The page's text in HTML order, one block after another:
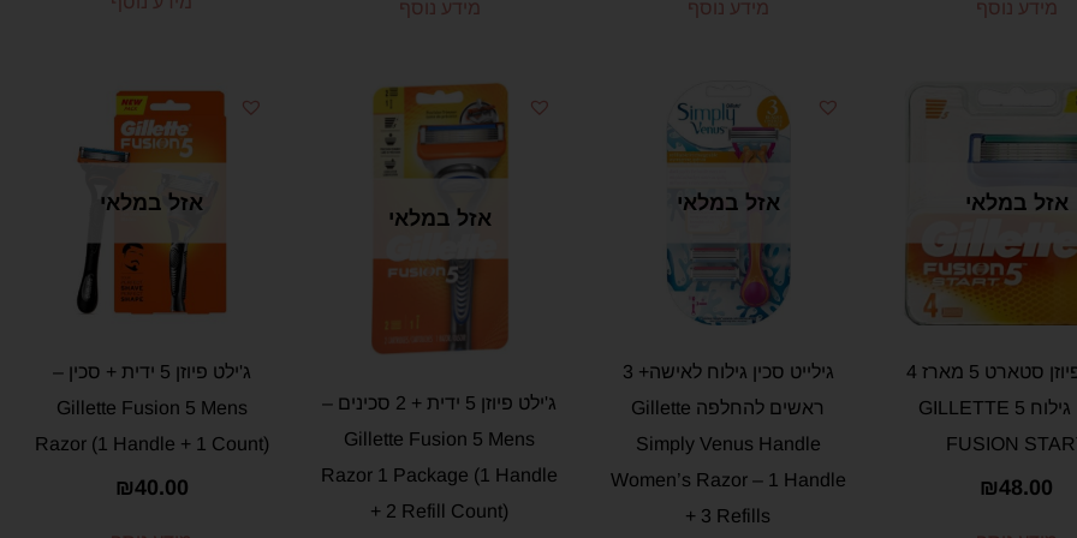
מידע נוסף מידע נוסף מידע נוסף
אזל במלאי
גיילט פיוזן סטארט 5 מארז 4
סכיני גילוח 5 GILLETTE
FUSION
₪48.00
אזל במלאי
גילייט סכין גילוח לאישה+ 3
ראשים להחלפה Gillette
Simply Venus Handle
Women’s Razor – 1 Handle
+ 3 Refills
אזל במלאי
ג'ילט פיוזן 5 ידית + 2 סכינים –
Gillette Fusion 5 Mens
Razor 1 Package (1 Handle
+ 2 Refill Count)
אזל במלאי
ג'ילט פיוזן 5 ידית + סכין –
Gillette Fusion 5 Mens
Razor (1 Handle + 1 Count)
₪40.00